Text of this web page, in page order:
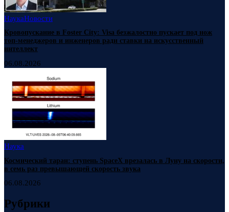
НаукаНовости
Кровопускание в Foster City: Visa безжалостно пускает под нож
топ-менеджеров и инженеров ради ставки на искусственный
интеллект
06.08.2026
Наука
Космический таран: ступень SpaceX врезалась в Луну на скорости,
в семь раз превышающей скорость звука
06.08.2026
Рубрики